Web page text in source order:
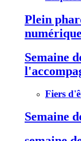
Plein
numérique
Semaine
Fiers
Semaine